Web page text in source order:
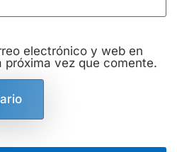
electrónico y web en
próxima vez que comente.